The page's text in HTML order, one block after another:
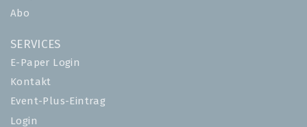
Abo
SERVICES
E-Paper Login
Kontakt
Event-Plus-Eintrag
Login